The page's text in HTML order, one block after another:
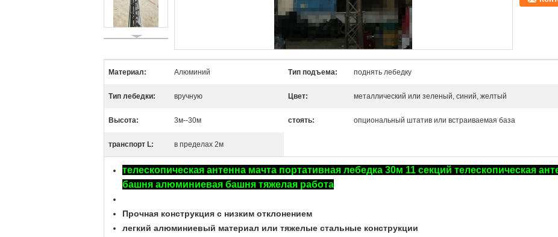
Материал: Алюминий Тип подъема: поднять лебедку
Тип лебедки: вручную Цвет: металлический или зеленый, синий, желтый
Высота: 3м--30м стоять: опциональный штатив или встраиваемая база
транспорт L: в пределах 2м
телескопическая антенна мачта портативная лебедка 30м 11 секций телескопическая
башня алюминиевая башня тяжелая работа
Прочная конструкция с низким отклонением
легкий алюминиевый материал или тяжелые стальные конструкции